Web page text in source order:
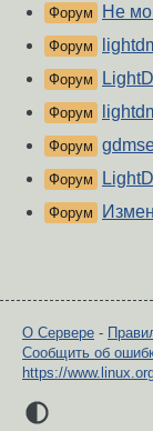
Форум Не
Форум
Форум
Форум
Форум
Форум
Форум
О Сервере -
Сообщить об
https://